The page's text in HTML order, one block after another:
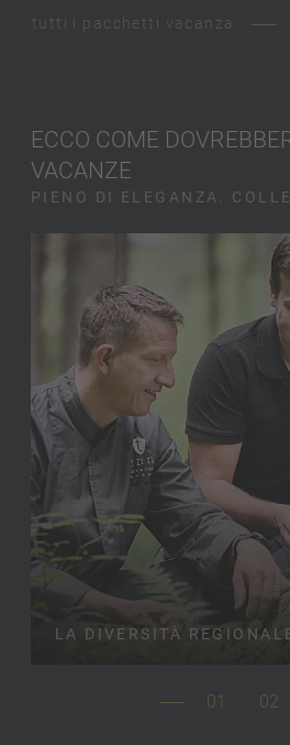
tutti i pacchetti vacanza
ECCO COME
VACANZE
PIENO DI ELEGANZA.
LA DIVERSITÀ
01 02